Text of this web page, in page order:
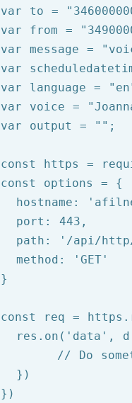
var to =
var from =
var message =
var
var language =
var voice =
var output = "" ;
const https =
const
options = {
  hostname:
  port:
443 ,
  path:
'/api/
  method:
'GET'
}
const
req =
  res.on(
'data' ,
// Do
  })
})